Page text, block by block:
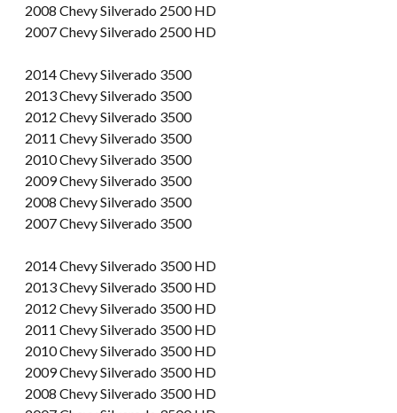
2008 Chevy Silverado 2500 HD
2007 Chevy Silverado 2500 HD
2014 Chevy Silverado 3500
2013 Chevy Silverado 3500
2012 Chevy Silverado 3500
2011 Chevy Silverado 3500
2010 Chevy Silverado 3500
2009 Chevy Silverado 3500
2008 Chevy Silverado 3500
2007 Chevy Silverado 3500
2014 Chevy Silverado 3500 HD
2013 Chevy Silverado 3500 HD
2012 Chevy Silverado 3500 HD
2011 Chevy Silverado 3500 HD
2010 Chevy Silverado 3500 HD
2009 Chevy Silverado 3500 HD
2008 Chevy Silverado 3500 HD